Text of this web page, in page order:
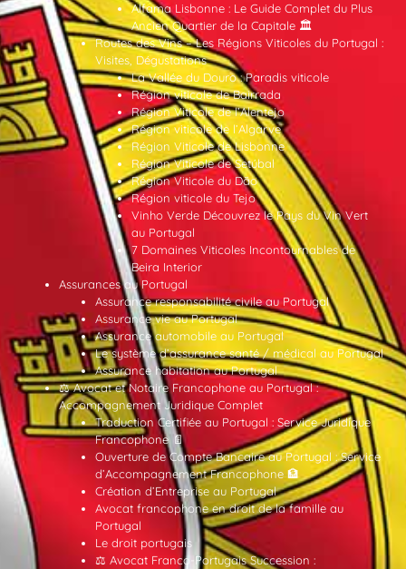
Alfama Lisbonne : Le Guide Complet du Plus
Ancien Quartier de la Capitale 🏛️
Routes des Vins – Les Régions Viticoles du Portugal :
Visites, Dégustations
La Vallée du Douro : Paradis viticole
Région viticole de Bairrada
Région Viticole de l’Alentejo
Région viticole de l’Algarve
Région Viticole de Lisbonne
Région Viticole de Setúbal
Région Viticole du Dão
Région viticole du Tejo
Vinho Verde Découvrez le Pays du Vin Vert
au Portugal
7 Domaines Viticoles Incontournables de
Beira Interior
Assurances au Portugal
Assurance responsabilité civile au Portugal
Assurance vie au Portugal
Assurance automobile au Portugal
Le système d’assurance santé / médical au Portugal
Assurance habitation au Portugal
⚖️ Avocat et Notaire Francophone au Portugal :
Accompagnement Juridique Complet
Traduction Certifiée au Portugal : Service Juridique
Francophone 📄
Ouverture de Compte Bancaire au Portugal : Service
d’Accompagnement Francophone 🏦
Création d’Entreprise au Portugal
Avocat francophone en droit de la famille au
Portugal
Le droit portugais
⚖️ Avocat Franco-Portugais Succession :